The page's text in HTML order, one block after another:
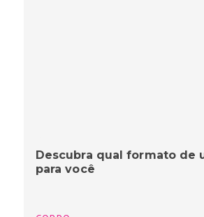
Descubra qual formato de
para você